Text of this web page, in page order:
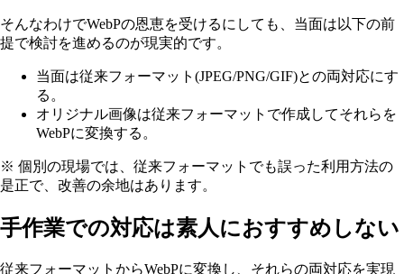
そんなわけでWebPの恩恵を受けるにしても、当面は以下の前
提で検討を進めるのが現実的です。
当面は従来フォーマット(JPEG/PNG/GIF)との両対応にす
る。
オリジナル画像は従来フォーマットで作成してそれらを
WebPに変換する。
※ 個別の現場では、従来フォーマットでも誤った利用方法の
是正で、改善の余地はあります。
手作業での対応は素人におすすめしない
従来フォーマットからWebPに変換し、それらの両対応を実現